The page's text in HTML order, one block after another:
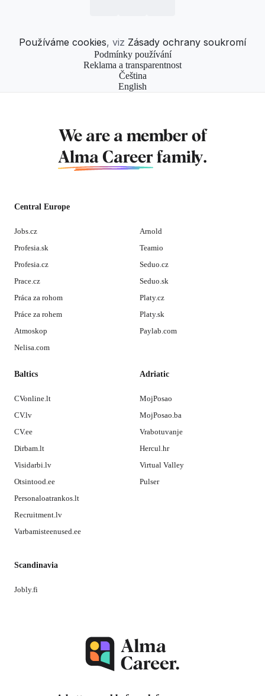
Používáme cookies, viz Zásady ochrany soukromí
Podmínky používání
Reklama a transparentnost
Čeština
English
We are a member of
Alma Career family.
Central Europe
Jobs.cz
Profesia.sk
Profesia.cz
Prace.cz
Práca za rohom
Práce za rohem
Atmoskop
Nelisa.com
Arnold
Teamio
Seduo.cz
Seduo.sk
Platy.cz
Platy.sk
Paylab.com
Baltics
CVonline.lt
CV.lv
CV.ee
Dirbam.lt
Visidarbi.lv
Otsintood.ee
Personaloatrankos.lt
Recruitment.lv
Varbamisteenused.ee
Adriatic
MojPosao
MojPosao.ba
Vrabotuvanje
Hercul.hr
Virtual Valley
Pulser
Scandinavia
Jobly.fi